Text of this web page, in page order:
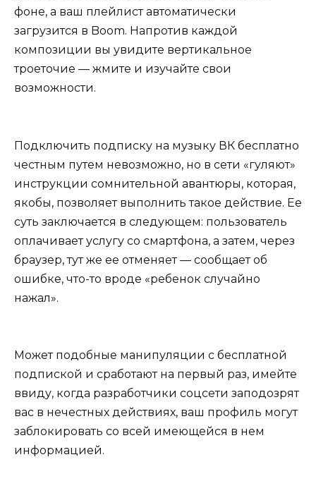
фоне, а ваш плейлист автоматически
загрузится в Boom. Напротив каждой
композиции вы увидите вертикальное
троеточие — жмите и изучайте свои
возможности.
Подключить подписку на музыку ВК бесплатно
честным путем невозможно, но в сети «гуляют»
инструкции сомнительной авантюры, которая,
якобы, позволяет выполнить такое действие. Ее
суть заключается в следующем: пользователь
оплачивает услугу со смартфона, а затем, через
браузер, тут же ее отменяет — сообщает об
ошибке, что-то вроде «ребенок случайно
нажал».
Может подобные манипуляции c бесплатной
подпиской и сработают на первый раз, имейте
ввиду, когда разработчики соцсети заподозрят
вас в нечестных действиях, ваш профиль могут
заблокировать со всей имеющейся в нем
информацией.